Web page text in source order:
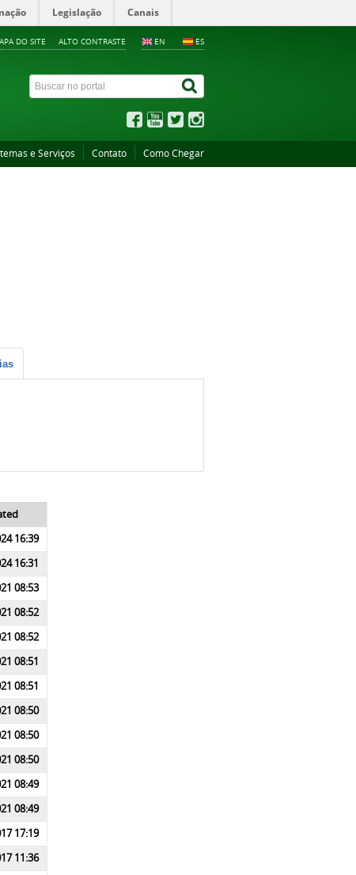
Legislação Canais
EN ES
DO SITE ALTO CONTRASTE
e Serviços Contato Como Chegar
16:39
16:31
08:53
08:52
08:52
08:51
08:51
08:50
08:50
08:50
08:49
08:49
17:19
11:36